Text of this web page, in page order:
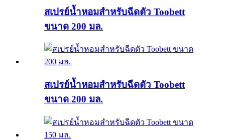
สเปรย์น้ำหอมสำหรับฉีดตัว Toobett
ขนาด 200 มล.
สเปรย์น้ำหอมสำหรับฉีดตัว Toobett
ขนาด 200 มล.